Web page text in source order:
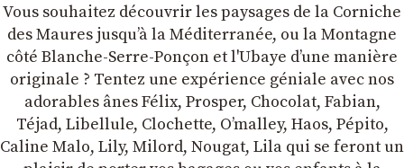
Vous souhaitez découvrir les paysages de la Corniche
des Maures jusqu’à la Méditerranée, ou la Montagne
côté Blanche-Serre-Ponçon et l'Ubaye dʼune manière
originale ? Tentez une expérience géniale avec nos
adorables ânes Félix, Prosper, Chocolat, Fabian,
Téjad, Libellule, Clochette, Oʼmalley, Haos, Pépito,
Caline Malo, Lily, Milord, Nougat, Lila qui se feront un